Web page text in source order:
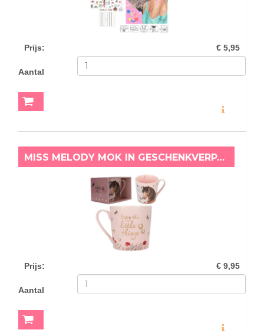
Prijs: € 5,95
Aantal
MISS MELODY MOK IN GESCHENKVERPAKKING POPPY
Prijs: € 9,95
Aantal